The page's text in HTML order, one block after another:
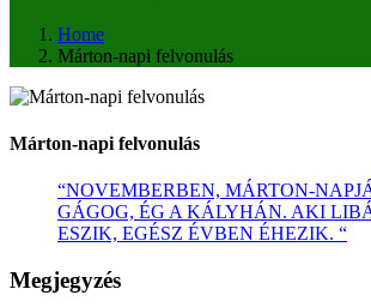
Home
Márton-napi felvonulás
Márton-napi felvonulás
“NOVEMBERBEN, MÁRTON-
GÁGOG, ÉG A KÁLYHÁN. AKI
ESZIK, EGÉSZ ÉVBEN ÉHEZIK. “
Megjegyzés